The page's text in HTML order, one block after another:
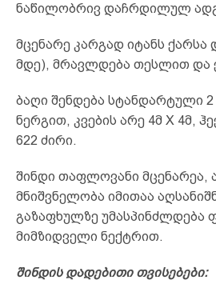
ნაწილობრივ დაჩრდილულ
მცენარე კარგად იტანს ქარსა
მდე), მრავლდება თესლით და
ბაღი შენდება სტანდარტული 2
ნერგით, კვების არე 4მ X 4მ,
622 ძირი.
შინდი თაფლოვანი მცენარეა,
მნიშვნელობა იმითაა
გაზაფხულზე უმასპინძლდება
მიმზიდველი ნექტრით.
შინდის დადებითი თვისებები: